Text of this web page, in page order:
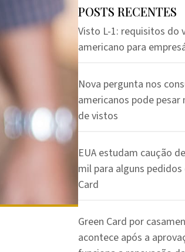
POSTS RECENTES
Visto L-1: requisitos do
americano para
Nova pergunta nos
americanos pode pesar
de vistos
EUA estudam caução
mil para alguns pedidos
Card
Green Card por
acontece após a